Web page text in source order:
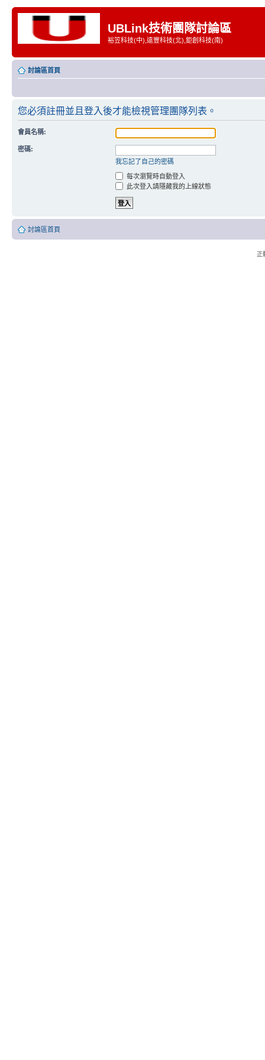
UBLink技術團隊討論區
裕笠科技(中),遠豐科技(北),鉅創科技(南)
討論區首頁
您必須註冊並且登入後才能檢視管理團隊列表。
會員名稱:
密碼:
我忘記了自己的密碼
每次瀏覽時自動登入
此次登入請隱藏我的上線狀態
討論區首頁
正